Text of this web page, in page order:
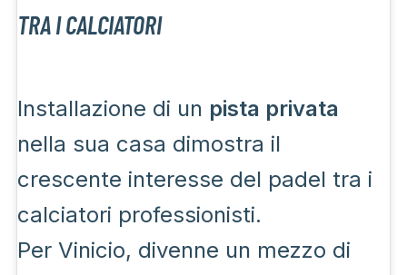
TRA I CALCIATORI
Installazione di un pista privata
nella sua casa dimostra il
crescente interesse del padel tra i
calciatori professionisti.
Per Vinicio, divenne un mezzo di